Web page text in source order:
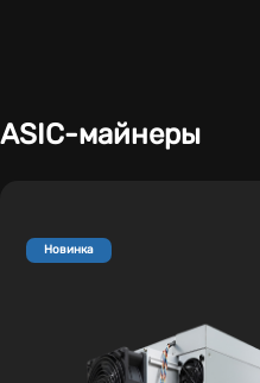
ASIC-майнеры
Новинка